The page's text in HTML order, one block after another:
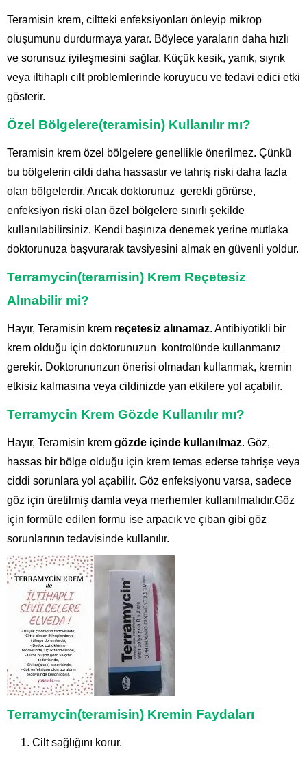
Teramisin krem, ciltteki enfeksiyonları önleyip mikrop
oluşumunu durdurmaya yarar. Böylece yaraların daha hızlı
ve sorunsuz iyileşmesini sağlar. Küçük kesik, yanık, sıyrık
veya iltihaplı cilt problemlerinde koruyucu ve tedavi edici etki
gösterir.
Özel Bölgelere(teramisin) Kullanılır mı?
Teramisin krem özel bölgelere genellikle önerilmez. Çünkü
bu bölgelerin cildi daha hassastır ve tahriş riski daha fazla
olan bölgelerdir. Ancak doktorunuz gerekli görürse,
enfeksiyon riski olan özel bölgelere sınırlı şekilde
kullanılabilirsiniz. Kendi başınıza denemek yerine mutlaka
doktorunuza başvurarak tavsiyesini almak en güvenli yoldur.
Terramycin(teramisin) Krem Reçetesiz
Alınabilir mi?
Hayır, Teramisin krem reçetesiz alınamaz. Antibiyotikli bir
krem olduğu için doktorunuzun kontrolünde kullanmanız
gerekir. Doktorununzun önerisi olmadan kullanmak, kremin
etkisiz kalmasına veya cildinizde yan etkilere yol açabilir.
Terramycin Krem Gözde Kullanılır mı?
Hayır, Teramisin krem gözde içinde kullanılmaz. Göz,
hassas bir bölge olduğu için krem temas ederse tahrişe veya
ciddi sorunlara yol açabilir. Göz enfeksiyonu varsa, sadece
göz için üretilmiş damla veya merhemler kullanılmalıdır.Göz
için formüle edilen formu ise arpacık ve çıban gibi göz
sorunlarının tedavisinde kullanılır.
Terramycin(teramisin) Kremin Faydaları
Cilt sağlığını korur.